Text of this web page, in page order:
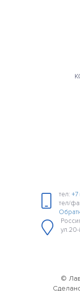
тел: +7
тел/
ул.20-
©